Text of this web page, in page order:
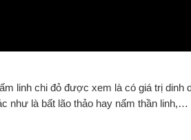
linh chi đỏ được xem là có giá trị dinh
như là bất lão thảo hay nấm thần linh,…